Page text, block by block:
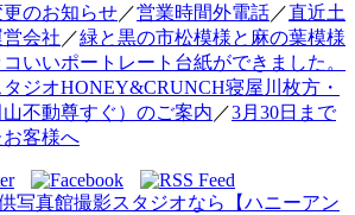
のお知らせ／営業時間外電話／直近土
会社 ／緑と黒の市松模様と麻の葉模様
いいポートレート台紙ができました。
ジオHONEY&CRUNCH寝屋川枚方・
不動尊すぐ）のご案内 ／3月30日まで
客様へ
写真館撮影スタジオなら【ハニーアン